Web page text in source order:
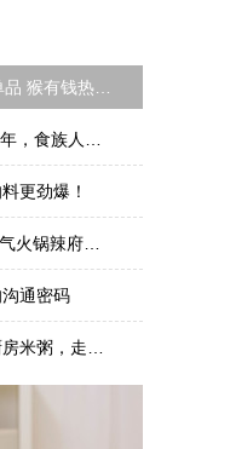
更劲爆！
通密码